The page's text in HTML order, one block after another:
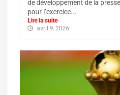
de développement de la
pour l’exercice...
Lire la suite
avril 9, 2026